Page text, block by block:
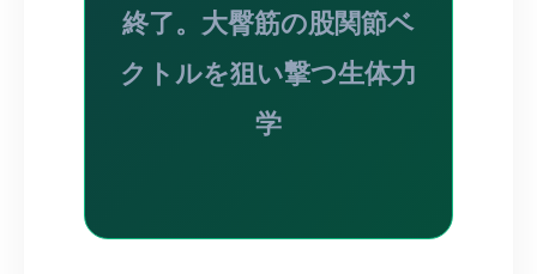
終了。大臀筋の股関節ベ
クトルを狙い撃つ生体力
学